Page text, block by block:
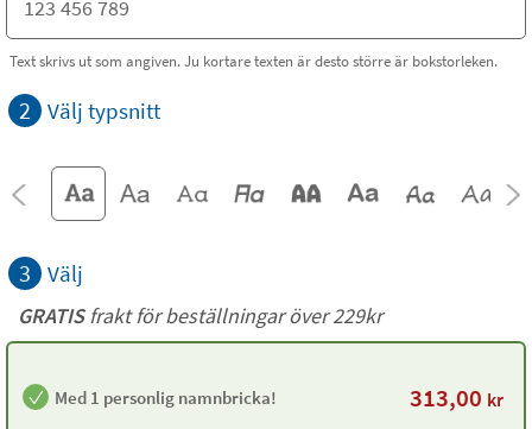
Text skrivs ut som angiven. Ju kortare texten är desto större är bokstorleken.
2 Välj typsnitt
3 Välj
GRATISfrakt för beställningar över 229kr
Med 1 personlig namnbricka! 313,00 kr